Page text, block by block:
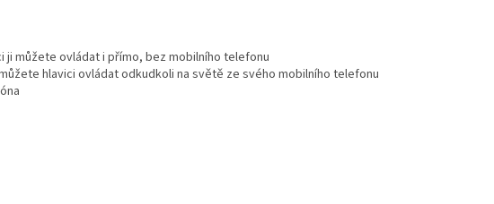
ji můžete ovládat i přímo, bez mobilního telefonu
hlavici ovládat odkudkoli na světě ze svého mobilního telefonu